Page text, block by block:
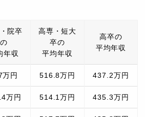
院卒
の
年収
高専・短大
卒の
平均年収
高卒の
平均年収
万円 516.8万円 437.2万円
万円 514.1万円 435.3万円